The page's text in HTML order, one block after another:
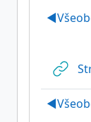
◀︎
◀︎